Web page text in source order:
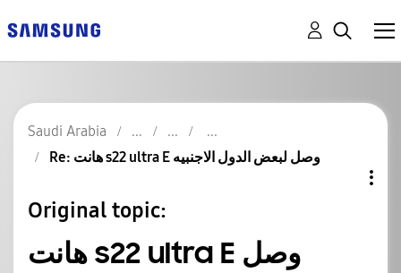
Saudi Arabia
Re: هانت s22 ultra E وصل لبعض الدول الاجنبيه
Original topic:
هانت s22 ultra E وصل